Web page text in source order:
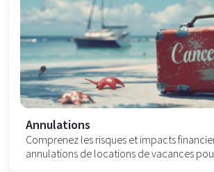
Annulations
Comprenez les risques et impacts
annulations de locations de vacances